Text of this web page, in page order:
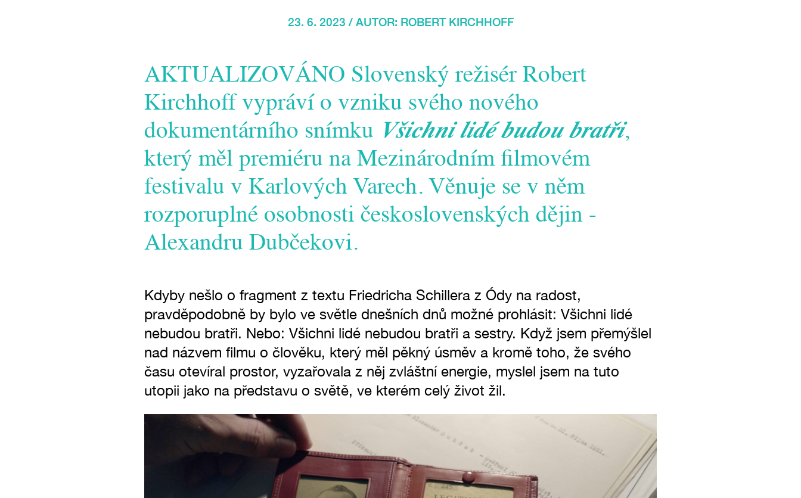
23. 6. 2023 / AUTOR: ROBERT KIRCHHOFF
AKTUALIZOVÁNO Slovenský režisér Robert
Kirchhoff vypráví o vzniku svého nového
dokumentárního snímku Všichni lidé budou bratři,
který měl premiéru na Mezinárodním filmovém
festivalu v Karlových Varech. Věnuje se v něm
rozporuplné osobnosti československých dějin -
Alexandru Dubčekovi.
Kdyby nešlo o fragment z textu Friedricha Schillera z Ódy na radost,
pravděpodobně by bylo ve světle dnešních dnů možné prohlásit: Všichni lidé
nebudou bratři. Nebo: Všichni lidé nebudou bratři a sestry. Když jsem přemýšlel
nad názvem filmu o člověku, který měl pěkný úsměv a kromě toho, že svého
času otevíral prostor, vyzařovala z něj zvláštní energie, myslel jsem na tuto
utopii jako na představu o světě, ve kterém celý život žil.